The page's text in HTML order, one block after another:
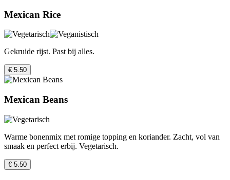
Mexican Rice
Gekruide rijst. Past bij alles.
€ 5.50
Mexican Beans
Warme bonenmix met romige topping en koriander. Zacht, vol van
smaak en perfect erbij. Vegetarisch.
€ 5.50